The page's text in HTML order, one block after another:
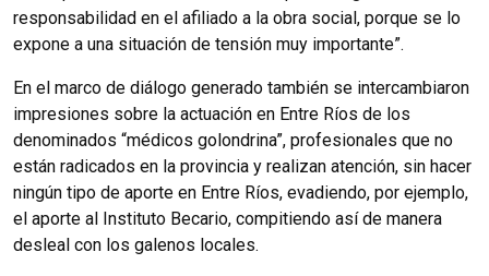
responsabilidad en el afiliado a la obra social, porque se lo
expone a una situación de tensión muy importante”.
En el marco de diálogo generado también se intercambiaron
impresiones sobre la actuación en Entre Ríos de los
denominados “médicos golondrina”, profesionales que no
están radicados en la provincia y realizan atención, sin hacer
ningún tipo de aporte en Entre Ríos, evadiendo, por ejemplo,
el aporte al Instituto Becario, compitiendo así de manera
desleal con los galenos locales.